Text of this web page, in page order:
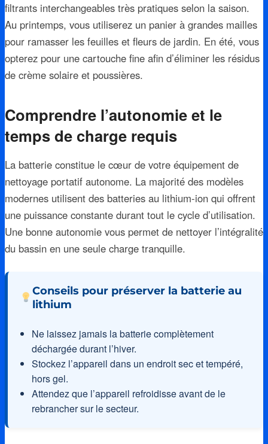
filtrants interchangeables très pratiques selon la saison.
Au printemps, vous utiliserez un panier à grandes mailles
pour ramasser les feuilles et fleurs de jardin. En été, vous
opterez pour une cartouche fine afin d’éliminer les résidus
de crème solaire et poussières.
Comprendre l’autonomie et le
temps de charge requis
La batterie constitue le cœur de votre équipement de
nettoyage portatif autonome. La majorité des modèles
modernes utilisent des batteries au lithium-ion qui offrent
une puissance constante durant tout le cycle d’utilisation.
Une bonne autonomie vous permet de nettoyer l’intégralité
du bassin en une seule charge tranquille.
Conseils pour préserver la batterie au
lithium
Ne laissez jamais la batterie complètement
déchargée durant l’hiver.
Stockez l’appareil dans un endroit sec et tempéré,
hors gel.
Attendez que l’appareil refroidisse avant de le
rebrancher sur le secteur.